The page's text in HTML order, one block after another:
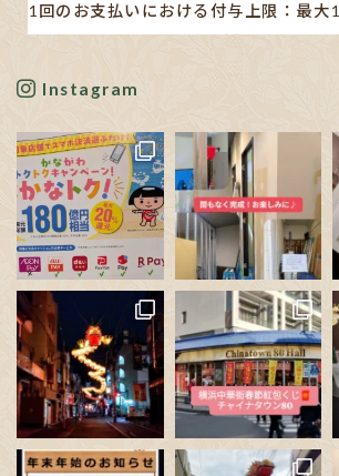
1回のお支払いにおける付与上限：最大
※利用する店舗によって対応している決
✋🏻発表された書類や新聞の記事も見ま
かりにくいです。
ポイン...See More
Photo
View on Facebook Share
Instagram